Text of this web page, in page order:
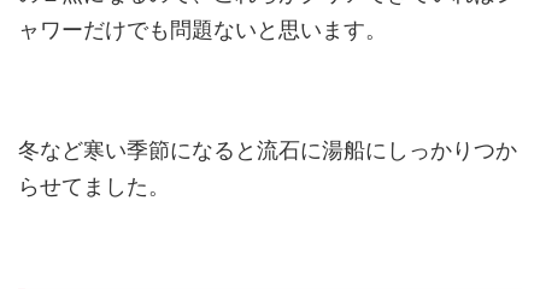
ャワーだけでも問題ないと思います。
冬など寒い季節になると流石に湯船にしっかりつか
らせてました。